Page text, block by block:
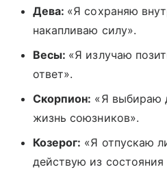
Дева: «Я сохраняю
накапливаю силу».
Весы: «Я излучаю
ответ».
Скорпион: «Я выбираю
жизнь союзников».
Козерог: «Я отпускаю
действую из состояния